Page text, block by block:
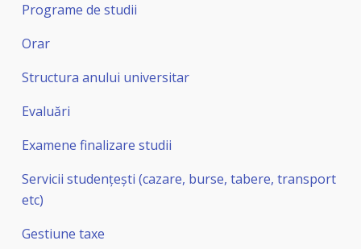
Programe de studii
Orar
Structura anului universitar
Evaluări
Examene finalizare studii
Servicii studențești (cazare, burse, tabere, transport
etc)
Gestiune taxe